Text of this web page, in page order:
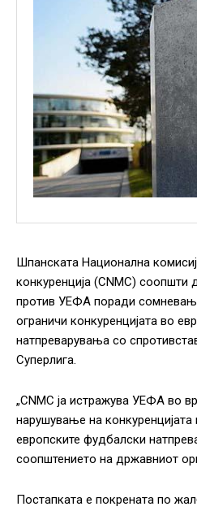
Шпанската Национална
конкуренција (CNMC) соопшти
против УЕФА поради
ограничи конкуренцијата во
натпреварувања со
Суперлига.
„CNMC ја истражува УЕФА во
нарушување на конкуренцијата
европските фудбалски
соопштението на државниот
Постапката е покрената по